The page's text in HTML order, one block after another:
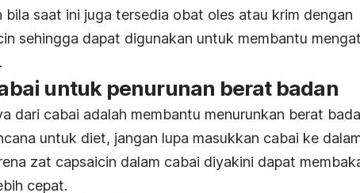
bila saat ini juga tersedia obat oles atau krim dengan
sehingga dapat digunakan untuk membantu
untuk penurunan berat badan
dari cabai adalah membantu menurunkan berat
untuk diet, jangan lupa masukkan cabai ke
zat capsaicin dalam cabai diyakini dapat
cepat.